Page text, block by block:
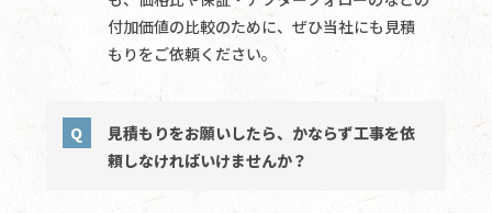
付加価値の比較のために、ぜひ当社にも見積
もりをご依頼ください。
見積もりをお願いしたら、かならず工事を依
頼しなければいけませんか？